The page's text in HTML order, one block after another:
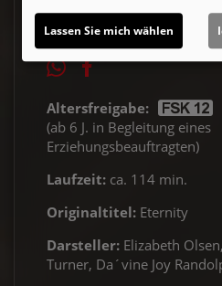
Altersfreigabe:
(ab 6 J. in Begleitung eines
Erziehungsbeauftragten)
Laufzeit: ca. 114 min.
Originaltitel: Eternity
Darsteller: Elizabeth
Turner, Da´vine Joy
Lassen Sie mich wählen